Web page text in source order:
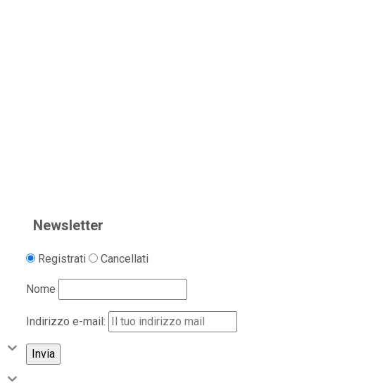
Newsletter
Registrati Cancellati
Nome
Indirizzo e-mail: